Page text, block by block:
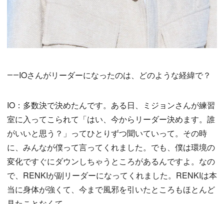
――IOさんがリーダーになったのは、どのような経緯で？
IO：多数決で決めたんです。ある日、ミジョンさんが練習
室に入ってこられて「はい、今からリーダー決めます。誰
がいいと思う？」ってひとりずつ聞いていって。その時
に、みんなが僕って言ってくれました。でも、僕は環境の
変化ですぐにダウンしちゃうところがあるんですよ。なの
で、RENKIが副リーダーになってくれました。RENKIは本
当に身体が強くて、今まで風邪を引いたところもほとんど